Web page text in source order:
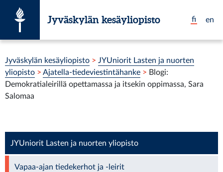
fi
en
Jyväskylän kesäyliopisto
Jyväskylän kesäyliopisto > JYUniorit Lasten ja nuorten
yliopisto > Ajatella-tiedeviestintähanke > Blogi:
Demokratialeirillä opettamassa ja itsekin oppimassa, Sara
Salomaa
JYUniorit Lasten ja nuorten yliopisto
Vapaa-ajan tiedekerhot ja -leirit